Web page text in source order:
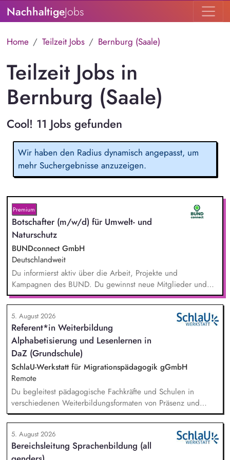
NachhaltigeJobs
Home Teilzeit Jobs Bernburg (Saale)
Teilzeit Jobs in
Bernburg (Saale)
Cool! 11 Jobs gefunden
Wir haben den Radius dynamisch angepasst, um
mehr Suchergebnisse anzuzeigen.
Premium
Botschafter (m/w/d) für Umwelt- und
Naturschutz
BUNDconnect GmbH
Deutschlandweit
Du informierst aktiv über die Arbeit, Projekte und
Kampagnen des BUND. Du gewinnst neue Mitglieder und
stärkst damit langfristig den Umwelt- und Naturschutz. Du
beantwortest Fragen zu Umwelt-, Arten- und Klimaschutz nach
bestem Wissen und Gewissen. Du unterstützt Kampagnen
und Aktionen, beispielsweise durch das Sammeln von
Unterschriften für Petitionen.
5. August 2026
Referent*in Weiterbildung
Alphabetisierung und Lesenlernen in
DaZ (Grundschule)
SchlaU-Werkstatt für Migrationspädagogik gGmbH
Remote
Du begleitest pädagogische Fachkräfte und Schulen in
verschiedenen Weiterbildungsformaten von Präsenz und
Online-Workshops bis hin zu pädogischen Tagen und erstellst
Online-Selbstlernkurse für unsere Plattform schlau-lernen.org.
Die inhaltlichen Schwerpunkte liegen dabei auf den
Bereichen Lesen lernen, Mehrsprachigkeitsbewusstsein und
5. August 2026
Bereichsleitung Sprachenbildung (all